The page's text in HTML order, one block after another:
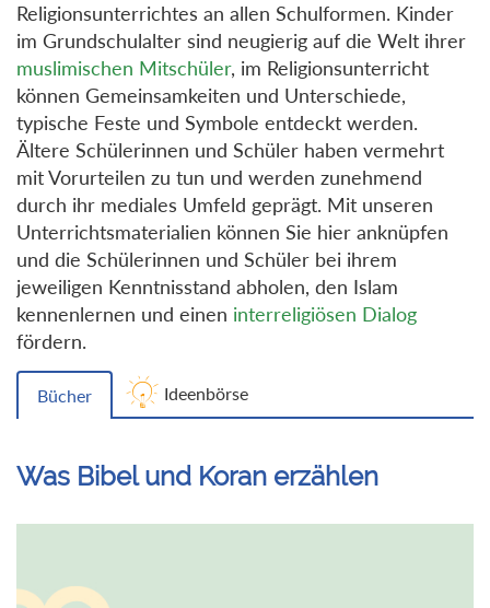
Religionsunterrichtes an allen Schulformen. Kinder
im Grundschulalter sind neugierig auf die Welt ihrer
muslimischen Mitschüler, im Religionsunterricht
können Gemeinsamkeiten und Unterschiede,
typische Feste und Symbole entdeckt werden.
Ältere Schülerinnen und Schüler haben vermehrt
mit Vorurteilen zu tun und werden zunehmend
durch ihr mediales Umfeld geprägt. Mit unseren
Unterrichtsmaterialien können Sie hier anknüpfen
und die Schülerinnen und Schüler bei ihrem
jeweiligen Kenntnisstand abholen, den Islam
kennenlernen und einen interreligiösen Dialog
fördern.
Bücher Ideenbörse
Was Bibel und Koran erzählen